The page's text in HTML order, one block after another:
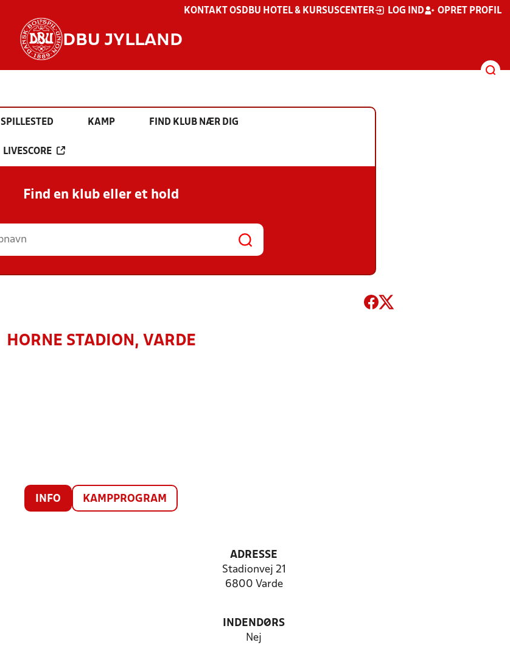
KONTAKT OS DBU HOTEL & KURSUSCENTER LOG IND OPRET PROFIL
DBU JYLLAND
SPILLESTED KAMP FIND KLUB NÆR DIG
LIVESCORE
Find en klub eller et hold
HORNE STADION, VARDE
INFO KAMPPROGRAM
ADRESSE
Stadionvej 21
6800 Varde
INDENDØRS
Nej